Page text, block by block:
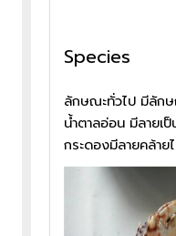
Species
ลักษณะทั่วไป มีลัก
น้ำตาลอ่อน มีลายเ
กระดองมีลายคล้าย